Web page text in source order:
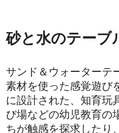
砂と水のテーブ
サンド＆ウォーターテ
素材を使った感覚遊び
に設計された、知育玩
び場などの幼児教育の
ちが触感を探求したり